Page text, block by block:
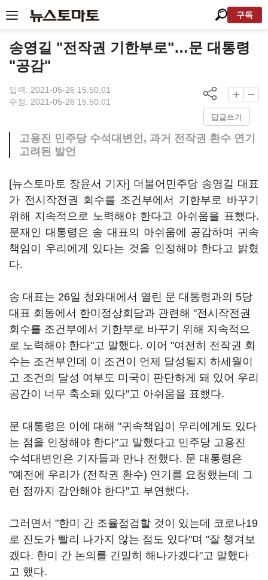
구독
송영길 "전작권 기한부로"…문 대통령
"공감"
입력: 2021-05-26 15:50:01
수정: 2021-05-26 15:50:01
답글쓰기
고용진 민주당 수석대변인, 과거 전작권 환수 연기
고려된 발언
[뉴스토마토 장윤서 기자] 더불어민주당 송영길 대표
가 전시작전권 회수를 조건부에서 기한부로 바꾸기
위해 지속적으로 노력해야 한다고 아쉬움을 표했다.
문재인 대통령은 송 대표의 아쉬움에 공감하며 귀속
책임이 우리에게 있다는 것을 인정해야 한다고 밝혔
다.
송 대표는 26일 청와대에서 열린 문 대통령과의 5당
대표 회동에서 한미정상회담과 관련해 "전시작전권
회수를 조건부에서 기한부로 바꾸기 위해 지속적으
로 노력해야 한다"고 말했다. 이어 "여전히 전작권 회
수는 조건부인데 이 조건이 언제 달성될지 하세월이
고 조건의 달성 여부도 미국이 판단하게 돼 있어 우리
공간이 너무 축소돼 있다"고 아쉬움을 표했다.
문 대통령은 이에 대해 "귀속책임이 우리에게도 있다
는 점을 인정해야 한다"고 말했다고 민주당 고용진
수석대변인은 기자들과 만나 전했다. 문 대통령은
"예전에 우리가 (전작권 환수) 연기를 요청했는데 그
런 점까지 감안해야 한다"고 부연했다.
그러면서 "한미 간 조율점검할 것이 있는데 코로나19
로 진도가 빨리 나가지 않는 점도 있다"며 "잘 챙겨보
겠다. 한미 간 논의를 긴밀히 해나가겠다"고 말했다
고 했다.